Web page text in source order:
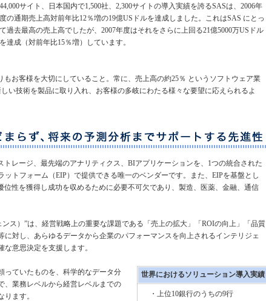
44,000サイト、日本国内で1,500社、2,300サイトの導入実績を誇るSASは、2006年
度の通期売上高対前年比12％増の19億USドルを達成しました。これはSAS にとっ
て過去最高の売上高でしたが、2007年度はそれをさらに上回る21億5000万USドル
を達成（対前年比15％増）しています。
お客様を大切にしていること。常に、売上高の約25％ というソフトウェア業
い技術を製品に取り入れ、お客様の多岐にわたる様々な要望に応えられるよ
レージ、最先端のアナリティクス、BIアプリケーションを、1つの統合された
トフォーム（EIP）で提供できる唯一のベンダーです。また、EIPを基盤とし
性を獲得し成功を収めるために必要不可欠であり、製造、医薬、金融、通信
ス）”は、経営戦略上の重要な課題である「売上の拡大」「ROIの向上」「品質
対し、あらゆるデータから企業のパフォーマンスを向上されるインテリジェ
意思決定を支援します。
世界におけるソリューション導入実績
・上位10銀行のうちの9行
っていたものを、科学的なデータ分
、業務レベルから経営レベルまでの
ます。